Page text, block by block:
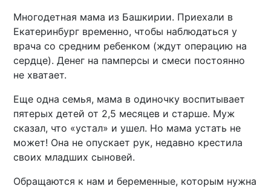
Многодетная мама из Башкирии. Приехали в
Екатеринбург временно, чтобы наблюдаться у
врача со средним ребенком (ждут операцию на
сердце). Денег на памперсы и смеси постоянно
не хватает.
Еще одна семья, мама в одиночку воспитывает
пятерых детей от 2,5 месяцев и старше. Муж
сказал, что «устал» и ушел. Но мама устать не
может! Она не опускает рук, недавно крестила
своих младших сыновей.
Обращаются к нам и беременные, которым нужна